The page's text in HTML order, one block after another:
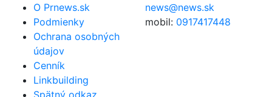
O Prnews.sk
Podmienky
Ochrana osobných
údajov
Cenník
Linkbuilding
news@news.sk
mobil: 0917417448